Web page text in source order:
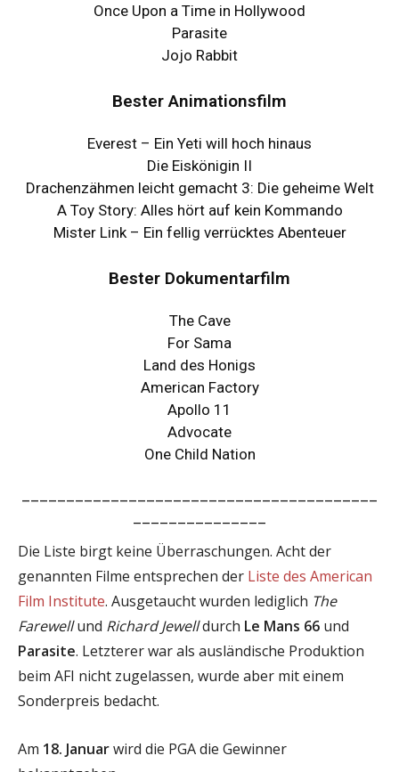
Once Upon a Time in Hollywood
Parasite
Jojo Rabbit
Bester Animationsfilm
Everest – Ein Yeti will hoch hinaus
Die Eiskönigin II
Drachenzähmen leicht gemacht 3: Die geheime Welt
A Toy Story: Alles hört auf kein Kommando
Mister Link – Ein fellig verrücktes Abenteuer
Bester Dokumentarfilm
The Cave
For Sama
Land des Honigs
American Factory
Apollo 11
Advocate
One Child Nation
Die Liste birgt keine Überraschungen. Acht der
genannten Filme entsprechen der Liste des American
Film Institute. Ausgetaucht wurden lediglich The
Farewellund Richard Jewelldurch Le Mans 66 und
Parasite. Letzterer war als ausländische Produktion
beim AFI nicht zugelassen, wurde aber mit einem
Sonderpreis bedacht.
Am 18. Januarwird die PGA die Gewinner